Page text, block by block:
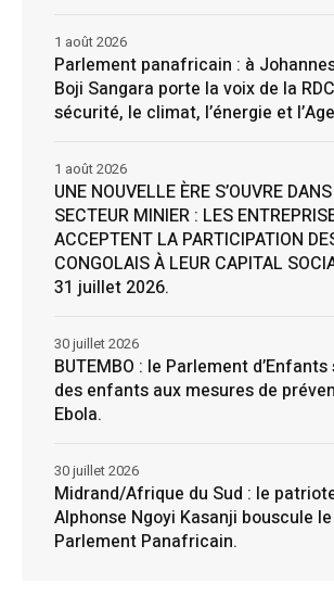
Parlement panafricain : à
Boji Sangara porte la voix de la
sécurité, le climat, l’énergie et
1 août 2026
UNE NOUVELLE ÈRE S’OUVRE
SECTEUR MINIER : LES
ACCEPTENT LA PARTICIPATION
CONGOLAIS À LEUR CAPITAL
31 juillet 2026.
1 août 2026
BUTEMBO : le Parlement
des enfants aux mesures de
Ebola.
30 juillet 2026
Midrand/Afrique du Sud : le
Alphonse Ngoyi Kasanji bouscule
Parlement Panafricain.
30 juillet 2026